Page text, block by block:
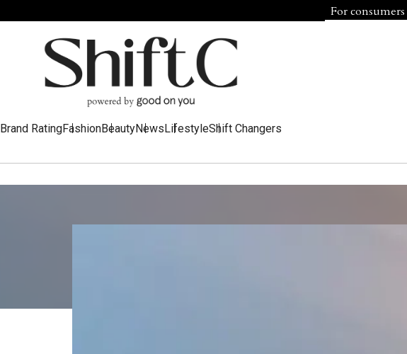
For consumers
Brand RatingFashionBeautyNewsLifestyleShift Changers